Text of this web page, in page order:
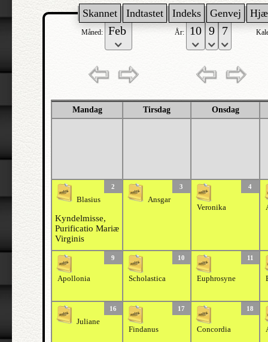
Skannet Indtastet Indeks Genvej
Måned: År:
Mandag Tirsdag Onsdag
2
Blasius
Kyndelmisse,
Purificatio Mariæ
Virginis
3
Ansgar
4
Veronika
9
Apollonia
10
Scholastica
11
Euphrosyne
16
Juliane
17
Findanus
18
Concordia